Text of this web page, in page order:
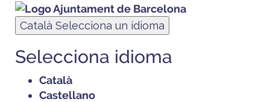
Català Selecciona un idioma
Selecciona idioma
Català
Castellano